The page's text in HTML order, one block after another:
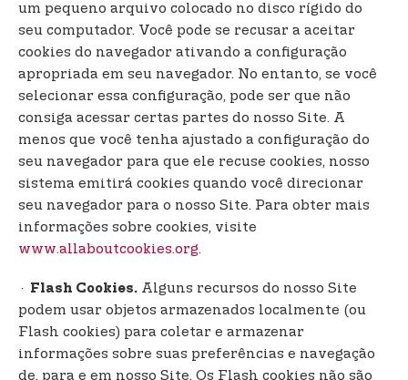
um pequeno arquivo colocado no disco rígido do
seu computador. Você pode se recusar a aceitar
cookies do navegador ativando a configuração
apropriada em seu navegador. No entanto, se você
selecionar essa configuração, pode ser que não
consiga acessar certas partes do nosso Site. A
menos que você tenha ajustado a configuração do
seu navegador para que ele recuse cookies, nosso
sistema emitirá cookies quando você direcionar
seu navegador para o nosso Site. Para obter mais
informações sobre cookies, visite
www.allaboutcookies.org.
· Flash Cookies. Alguns recursos do nosso Site
podem usar objetos armazenados localmente (ou
Flash cookies) para coletar e armazenar
informações sobre suas preferências e navegação
de, para e em nosso Site. Os Flash cookies não são